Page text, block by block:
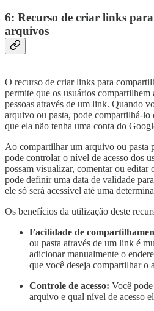
6: Recurso de criar links
arquivos
O recurso de criar links para
permite que os usuários compartilhem
pessoas através de um link. Quando
arquivo ou pasta, pode compartilhá-lo
que ela não tenha uma conta do
Ao compartilhar um arquivo ou pasta
pode controlar o nível de acesso dos
possam visualizar, comentar ou
pode definir uma data de validade
ele só será acessível até uma
Os benefícios da utilização deste
Facilidade de
ou pasta através de um link é
adicionar manualmente o
que você deseja compartilhar o
Controle de acesso: Você
arquivo e qual nível de acesso